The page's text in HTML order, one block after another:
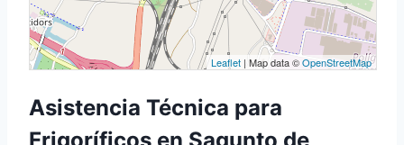
Leaflet | Map data ©OpenStreetMap
Asistencia Técnica para